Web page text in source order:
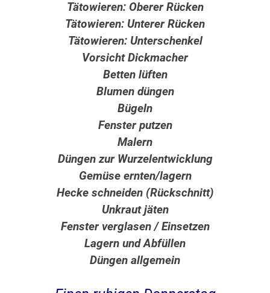
Tätowieren: Oberer Rücken
Tätowieren: Unterer Rücken
Tätowieren: Unterschenkel
Vorsicht Dickmacher
Betten lüften
Blumen düngen
Bügeln
Fenster putzen
Malern
Düngen zur Wurzelentwicklung
Gemüse ernten/lagern
Hecke schneiden (Rückschnitt)
Unkraut jäten
Fenster verglasen / Einsetzen
Lagern und Abfüllen
Düngen allgemein